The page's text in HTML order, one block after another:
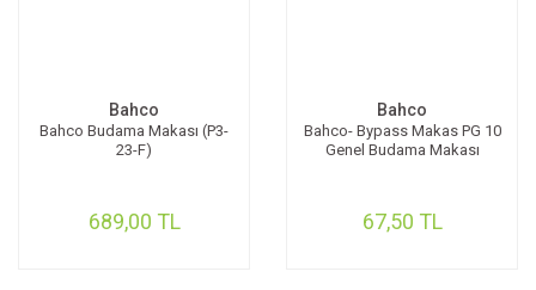
Bahco
Bahco Budama Makası (P3-
23-F)
689,00 TL
Bahco
Bahco- Bypass Makas PG 10
Genel Budama Makası
67,50 TL